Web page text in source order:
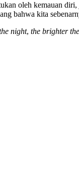
oleh kemauan
bahwa kita
night, the brighter